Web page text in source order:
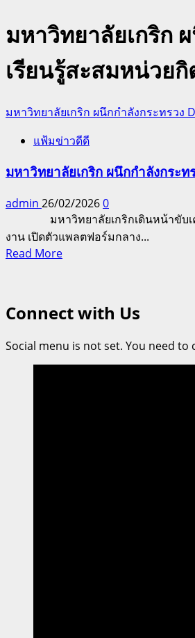
มหาวิทยาลัยเกริก
เรียนรู้สะสมหน่วย
มหาวิทยาลัยเกริก ผนึกกำลังกระทรวง
แฟ้มข่าวดีดี
มหาวิทยาลัยเกริก ผนึกกำลังกระ
admin 26/02/20260
มหาวิทยาลัยเกริกเดินหน้าขับเคลื่อ
งาน เปิดตัวแพลตฟอร์มกลาง...
Read MoreRead
เกริก
กำลัง
กระทรวง
Connect with Us
Social menu is not set. You need